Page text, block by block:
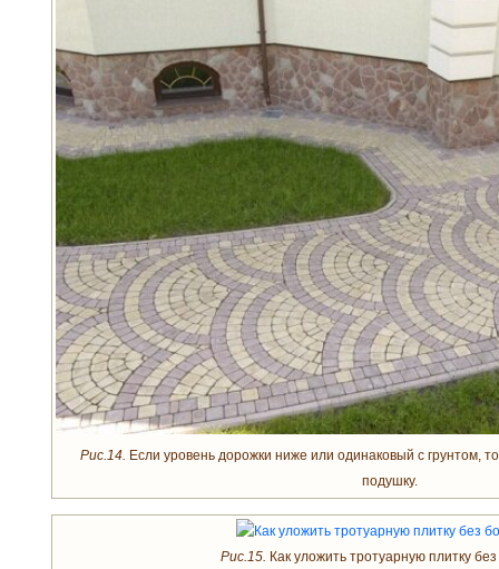
Рис.14. Если уровень дорожки ниже или одинаковый с грунтом,
подушку.
Рис.15. Как уложить тротуарную плитку